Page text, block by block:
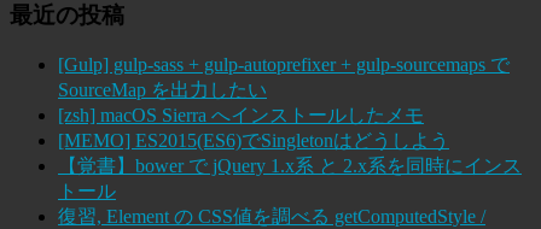
最近の投稿
[Gulp] gulp-sass + gulp-autoprefixer + gulp-sourcemaps で
SourceMap を出力したい
[zsh] macOS Sierra へインストールしたメモ
[MEMO] ES2015(ES6)でSingletonはどうしよう
【覚書】bower で jQuery 1.x系 と 2.x系を同時にインス
トール
復習, Element の CSS値を調べる getComputedStyle /